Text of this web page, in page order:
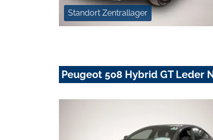
Standort Zentrallager
Peugeot 508 Hybrid GT Leder